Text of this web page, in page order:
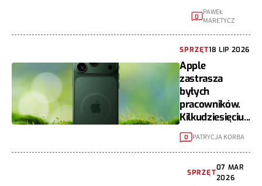
0 PAWEŁ
MARETYCZ
SPRZĘT18 LIP 2026
Apple
zastrasza
byłych
pracowników.
Kilkudziesięciu...
0 PATRYCJA KORBA
SPRZĘT
07 MAR
2026